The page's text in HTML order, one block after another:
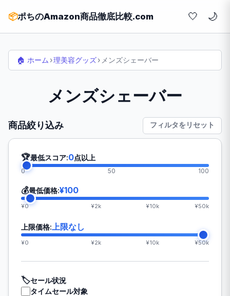
📦ポちのAmazon商品徹底比較.com 🤍
🏠 ホーム ›理美容グッズ› メンズシェーバー
メンズシェーバー
商品絞り込み フィルタをリセット
🏆最低スコア:0点以上
0 50 100
💰最低価格:¥100
¥0 ¥2k ¥10k ¥50k
上限価格: 上限なし
¥0 ¥2k ¥10k ¥50k
🏷️セール状況
タイムセール対象